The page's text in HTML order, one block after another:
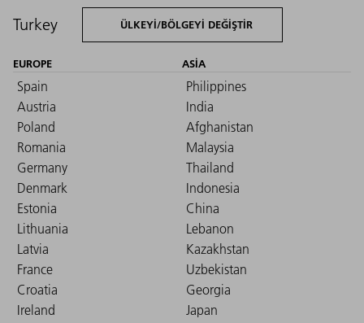
Turkey ÜLKEYI/BÖLGEYI DEĞIŞTIR
EUROPE
Spain
Austria
Poland
Romania
Germany
Denmark
Estonia
Lithuania
Latvia
France
Croatia
Ireland
ASIA
Philippines
India
Afghanistan
Malaysia
Thailand
Indonesia
China
Lebanon
Kazakhstan
Uzbekistan
Georgia
Japan